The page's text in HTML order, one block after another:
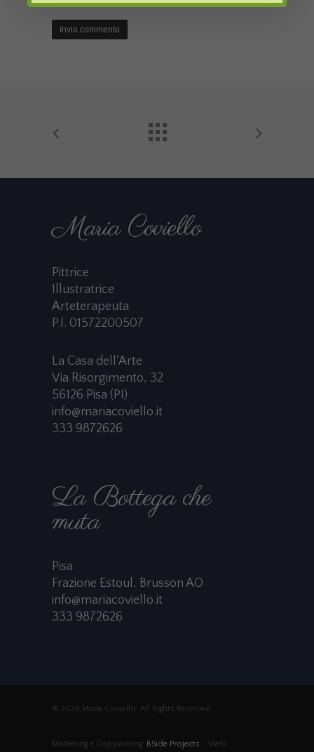
Maria Coviello
Pittrice
Illustratrice
Arteterapeuta
P.I. 01572200507
La Casa dell'Arte
Via Risorgimento, 32
56126 Pisa (PI)
info@mariacoviello.it
333 9872626
La Bottega che
muta
Pisa
Frazione Estoul, Brusson AO
info@mariacoviello.it
333 9872626
© 2026 Maria Coviello. All Rights Reserved.
Marketing e Copywriting: BSide Projects Web